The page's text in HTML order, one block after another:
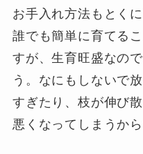
お手入れ方法もとく
誰でも簡単に育てる
すが、生育旺盛なの
う。なにもしないで
すぎたり、枝が伸び
悪くなってしまうから